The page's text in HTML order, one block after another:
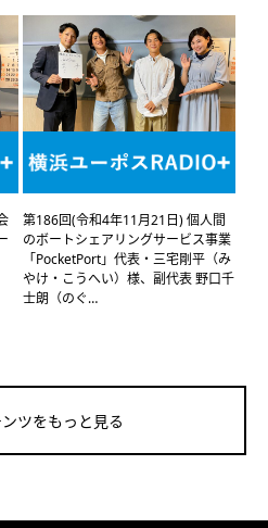
第186回(令和4年11月21日) 個人間
のボートシェアリングサービス事業
「PocketPort」代表・三宅剛平（み
やけ・こうへい）様、副代表 野口千
士朗（のぐ…
ツをもっと見る